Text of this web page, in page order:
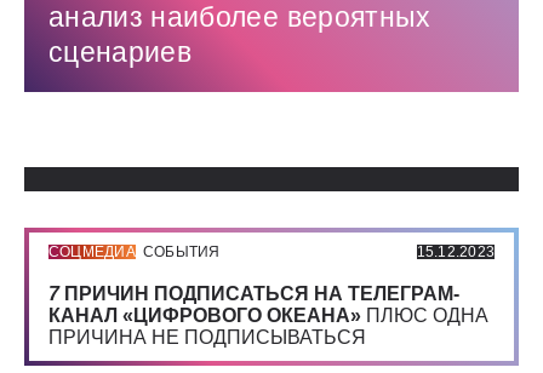
анализ наиболее вероятных
сценариев
СОЦМЕДИА СОБЫТИЯ 15.12.2023
7 ПРИЧИН ПОДПИСАТЬСЯ НА ТЕЛЕГРАМ-
КАНАЛ «ЦИФРОВОГО ОКЕАНА» ПЛЮС ОДНА
ПРИЧИНА НЕ ПОДПИСЫВАТЬСЯ